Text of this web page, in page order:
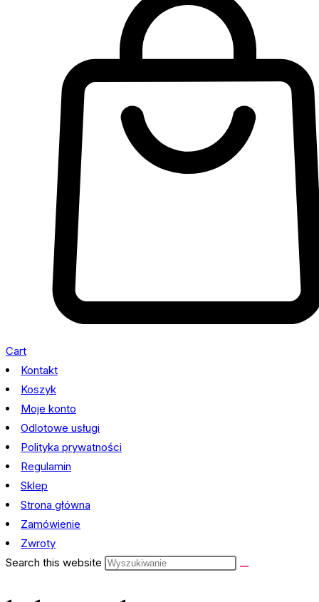
Cart
Kontakt
Koszyk
Moje konto
Odlotowe usługi
Polityka prywatności
Regulamin
Sklep
Strona główna
Zamówienie
Zwroty
Search this website